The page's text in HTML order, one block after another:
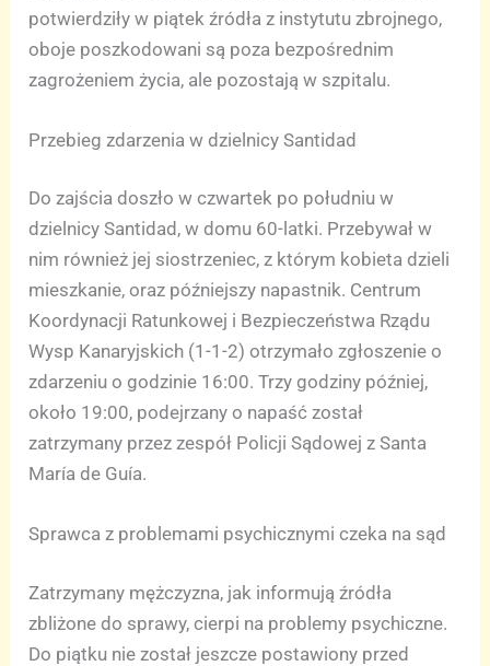
potwierdziły w piątek źródła z instytutu zbrojnego,
oboje poszkodowani są poza bezpośrednim
zagrożeniem życia, ale pozostają w szpitalu.
Przebieg zdarzenia w dzielnicy Santidad
Do zajścia doszło w czwartek po południu w
dzielnicy Santidad, w domu 60-latki. Przebywał w
nim również jej siostrzeniec, z którym kobieta dzieli
mieszkanie, oraz późniejszy napastnik. Centrum
Koordynacji Ratunkowej i Bezpieczeństwa Rządu
Wysp Kanaryjskich (1-1-2) otrzymało zgłoszenie o
zdarzeniu o godzinie 16:00. Trzy godziny później,
około 19:00, podejrzany o napaść został
zatrzymany przez zespół Policji Sądowej z Santa
María de Guía.
Sprawca z problemami psychicznymi czeka na sąd
Zatrzymany mężczyzna, jak informują źródła
zbliżone do sprawy, cierpi na problemy psychiczne.
Do piątku nie został jeszcze postawiony przed